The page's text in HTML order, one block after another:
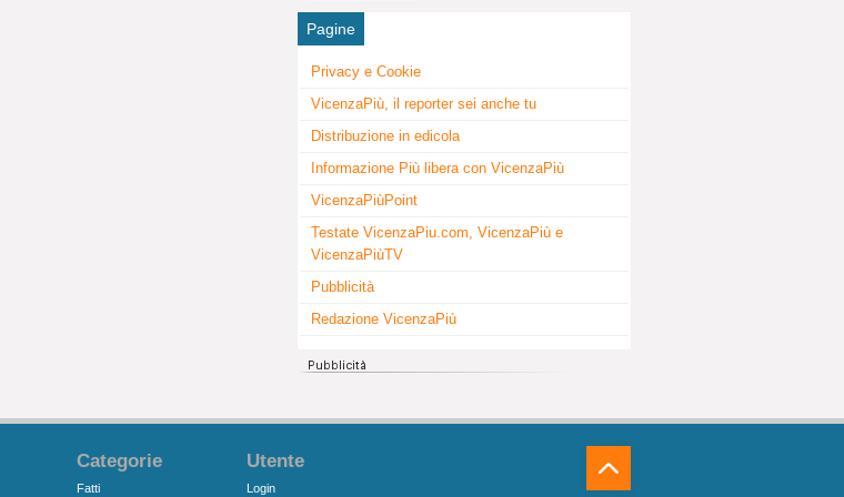
Pagine
Privacy e Cookie
VicenzaPiù, il reporter sei anche tu
Distribuzione in edicola
Informazione Più libera con VicenzaPiù
VicenzaPiùPoint
Testate VicenzaPiu.com, VicenzaPiù e
VicenzaPiùTV
Pubblicità
Redazione VicenzaPiù
Categorie
Fatti
Utente
Login